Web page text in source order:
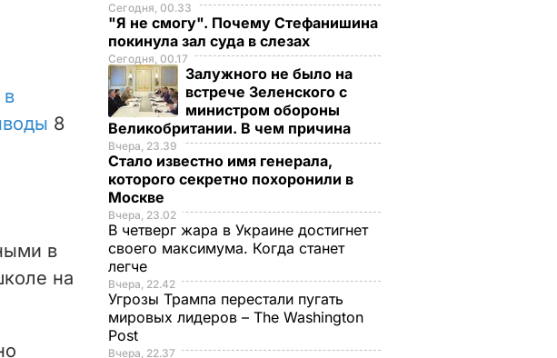
в
8
в
на
Сегодня, 00.33
"Я не смогу". Почему Стефанишина
покинула зал суда в слезах
Сегодня, 00.17
Залужного не было на
встрече Зеленского с
министром обороны
Великобритании. В чем причина
Вчера, 23.39
Стало известно имя генерала,
которого секретно похоронили в
Москве
Вчера, 23.02
В четверг жара в Украине достигнет
своего максимума. Когда станет
легче
Вчера, 22.42
Угрозы Трампа перестали пугать
мировых лидеров – The Washington
Post
Вчера, 22.37